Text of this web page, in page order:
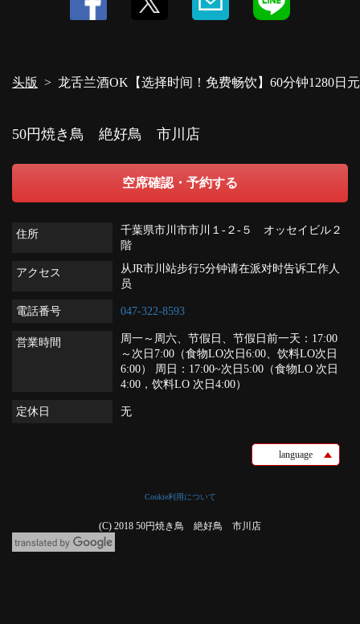
头版 龙舌兰酒OK【选择时间！免费畅饮】60分钟1280日
50円焼き鳥 絶好鳥 市川店
空席確認・予約する
住所
千葉県市川市市川１-２-５ オッセイビル２
階
アクセス
从JR市川站步行5分钟请在派对时告诉工作人
员
電話番号 047-322-8593
営業時間
周一～周六、节假日、节假日前一天：17:00
～次日7:00（食物LO次日6:00、饮料LO次日
6:00） 周日：17:00~次日5:00（食物LO 次日
4:00，饮料LO 次日4:00）
定休日 无
language
Cookie利用について
(C) 2018 50円焼き鳥 絶好鳥 市川店